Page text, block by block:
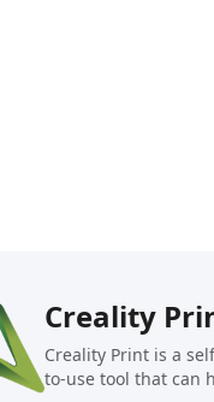
Creality
Creality Print is a
to-use tool that can